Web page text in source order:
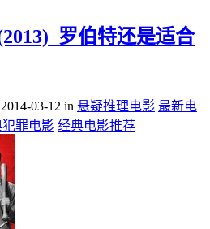
罗伯特还是适合
2014-03-12 in 悬疑推理电影 最新电
罪电影 经典电影推荐